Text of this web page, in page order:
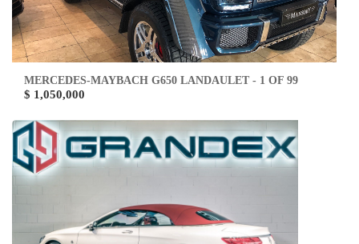
MERCEDES-MAYBACH G650 LANDAULET - 1 OF 99
$ 1,050,000